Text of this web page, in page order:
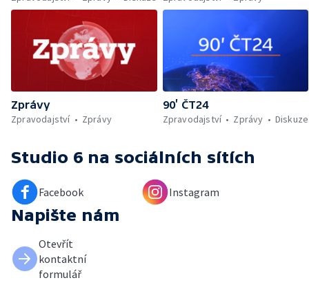
Zprávy
Zpravodajství
Zprávy
90’ ČT24
Zpravodajství
Zprávy Diskuze
Studio 6 na sociálních sítích
Facebook Instagram
Napište nám
Otevřít
kontaktní
formulář